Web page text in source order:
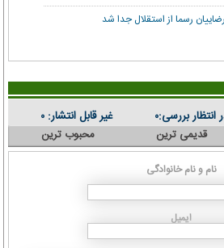
رسما از استقلال جدا شد
انتظار بررسی:۰ غیر قابل انتشار: ۰
قدیمی ترین محبوب ترین
نام و نام خانوادگی
ایمیل